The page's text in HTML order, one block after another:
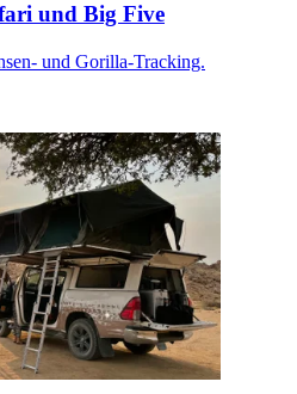
und Big Five
und Gorilla-Tracking.